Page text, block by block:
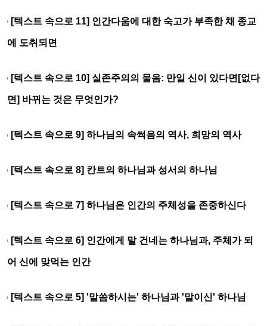
[텍스트 속으로 11] 인간다움에 대한 숙고가 부족한 채 종교
에 도취되면
[텍스트 속으로 10] 실존주의의 물음: 만일 신이 있다면[없다
면] 바뀌는 것은 무엇인가?
[텍스트 속으로 9] 하나님의 속썩음의 역사, 희망의 역사
[텍스트 속으로 8] 칸트의 하나님과 성서의 하나님
[텍스트 속으로 7] 하나님은 인간의 주체성을 존중하신다
[텍스트 속으로 6] 인간에게 말 건네는 하나님과, 주체가 되
어 신에 맞먹는 인간
[텍스트 속으로 5] '말씀하시는' 하나님과 '말이신' 하나님